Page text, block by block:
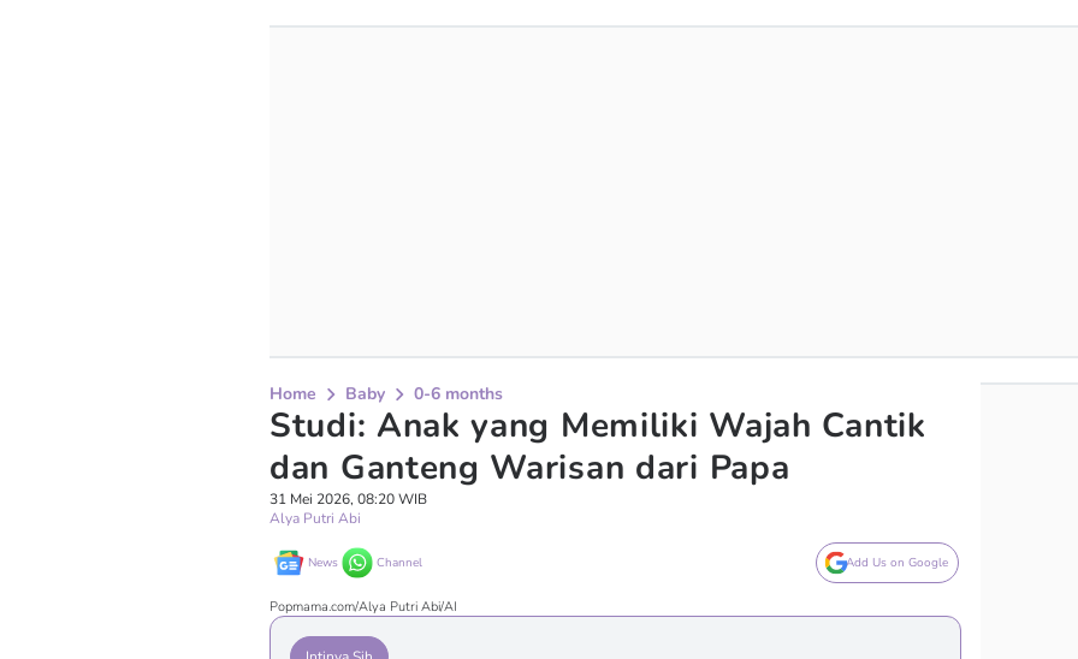
Home Baby 0-6 months
Studi: Anak yang Memiliki Wajah Cantik
dan Ganteng Warisan dari Papa
31 Mei 2026, 08:20 WIB
Alya Putri Abi
News Channel Add Us on Google
Popmama.com/Alya Putri Abi/AI